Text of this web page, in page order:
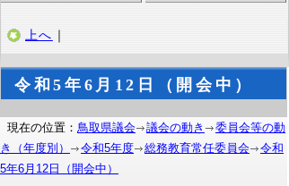
上へ ｜
令和5年6月12日（開会中）
現在の位置： 鳥取県議会 議会の動き
委員会等の動
き（年度別）
令和5年度 総務教育常任委員会
令和
5年6月12日（開会中）